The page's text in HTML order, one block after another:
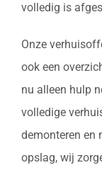
volledig is
Onze
ook een
nu alleen hulp
volledige
demonteren en
opslag, wij